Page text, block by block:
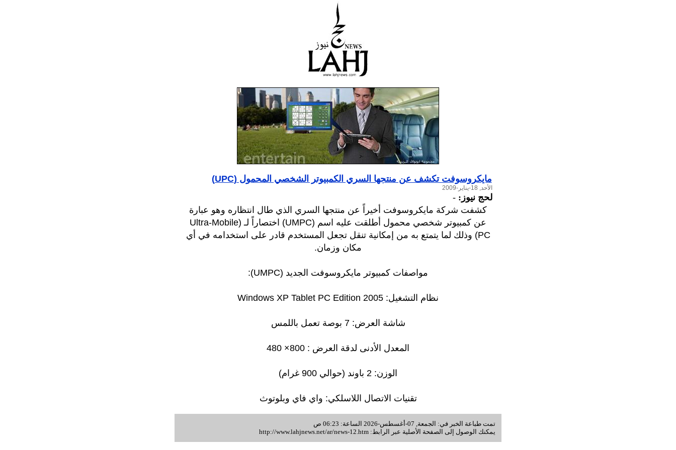
مايكروسوفت تكشف عن منتجها السري الكمبيوتر الشخصي المحمول (UPC)
الأحد, 18-يناير-2009
لحج نيوز: -
كشفت شركة مايكروسوفت أخيراً عن منتجها السري الذي طال انتظاره وهو عبارة
عن كمبيوتر شخصي محمول أطلقت عليه اسم (UMPC) اختصاراً لـ (Ultra-Mobile
PC) وذلك لما يتمتع به من إمكانية تنقل تجعل المستخدم قادر على استخدامه في أي
مكان وزمان.
مواصفات كمبيوتر مايكروسوفت الجديد (UMPC):
نظام التشغيل: Windows XP Tablet PC Edition 2005
شاشة العرض: 7 بوصة تعمل باللمس
المعدل الأدنى لدقة العرض : 800× 480
الوزن: 2 باوند (حوالي 900 غرام)
تقنيات الاتصال اللاسلكي: واي فاي وبلوتوث
تمت طباعة الخبر في: الجمعة, 07-أغسطس-2026 الساعة: 06:23 ص
يمكنك الوصول إلى الصفحة الأصلية عبر الرابط: http://www.lahjnews.net/ar/news-12.htm